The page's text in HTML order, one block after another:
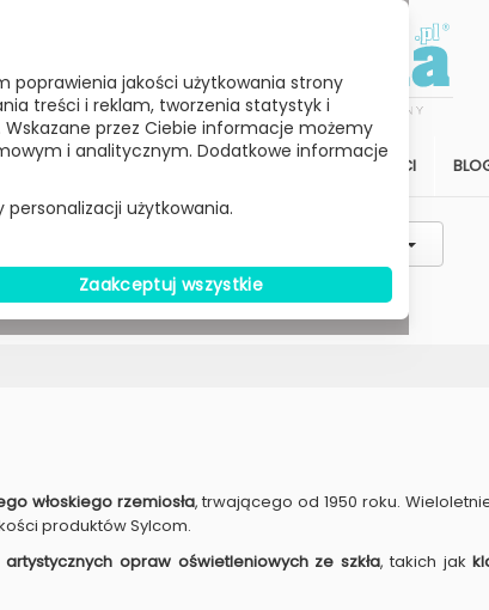
STREFA KLIENTA ARCHITEKCI
W MAGAZYNIE
włoskiego rzemiosła, trwającego od 1950 roku.
produktów Sylcom.
artystycznych opraw oświetleniowych ze szkła, takich jak
poprawienia jakości użytkowania strony
treści i reklam, tworzenia statystyk i
przez Ciebie informacje możemy
i analitycznym. Dodatkowe informacje
użytkowania.
Zaakceptuj wszystkie